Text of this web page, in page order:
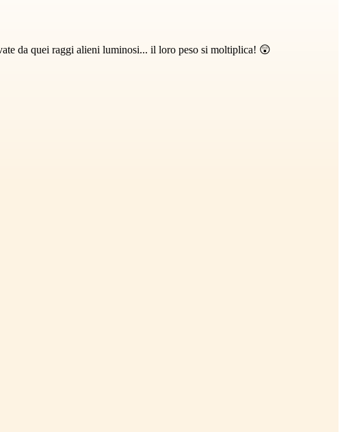
da quei raggi alieni luminosi... il loro peso si moltiplica! 😲